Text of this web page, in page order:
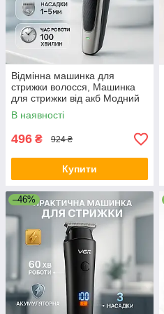
Відмінна машинка для
стрижки волосся, Машинка
для стрижки від акб Модний
волосся BK-17
В наявності
496 ₴ 924 ₴
Купити
–46%